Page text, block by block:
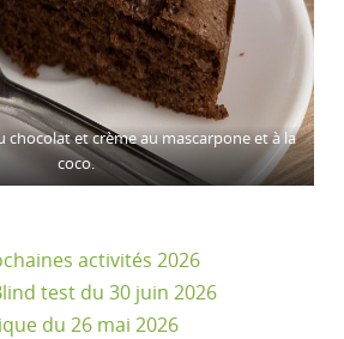
chocolat et crème au mascarpone et à la
coco.
activités 2026
test du 30 juin 2026
du 26 mai 2026